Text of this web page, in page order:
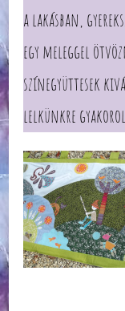
a lakásban,
egy meleggel
színegyüttesek
lelkünkre